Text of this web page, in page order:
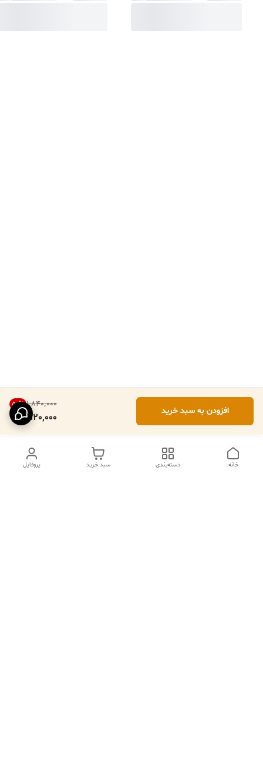
۱٬۸۴۰٬۰۰۰ 50%
920,000
افزودن به سبد خرید
پروفایل سبد خرید دسته‌بندی خانه